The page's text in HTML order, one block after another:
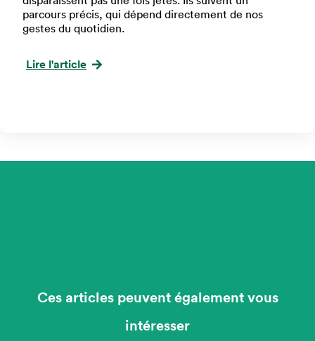
parcours précis, qui dépend directement de nos
gestes du quotidien.
Lire l'article
Ces articles peuvent également vous
intéresser